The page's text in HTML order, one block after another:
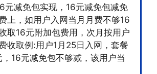
元减免包实现，16元减免包减免
上，如用户入网当月月费不够16
取16元附加包费用，次月按用户
收取例:用户1月25日入网，套餐
，16元减免包不够减，该用户当